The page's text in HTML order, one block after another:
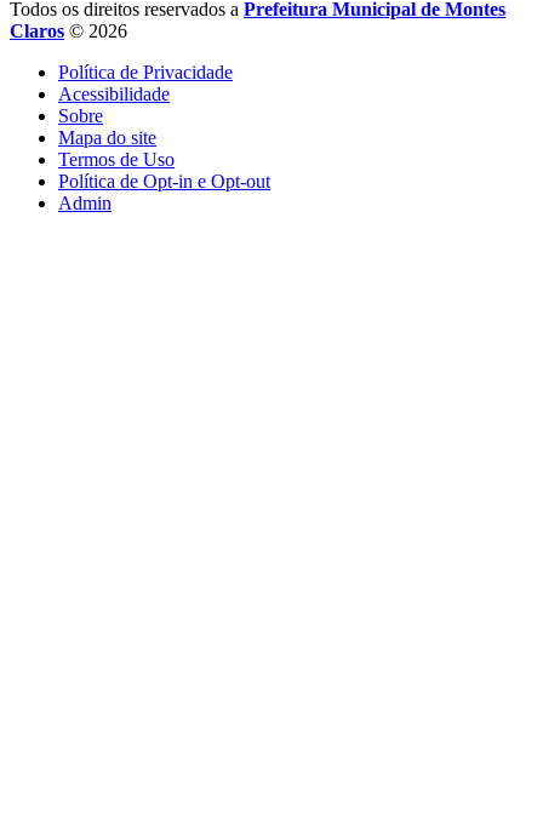
Todos os direitos reservados a Prefeitura Municipal de Montes
Claros © 2026
Política de Privacidade
Acessibilidade
Sobre
Mapa do site
Termos de Uso
Política de Opt-in e Opt-out
Admin